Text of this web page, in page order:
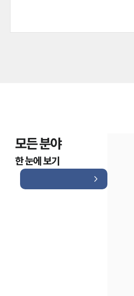
모든 분야
한 눈에 보기